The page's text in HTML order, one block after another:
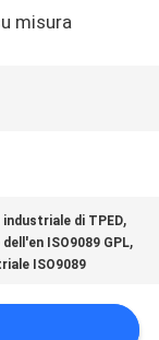
misura
di TPED,
ISO9089 GPL,
ISO9089